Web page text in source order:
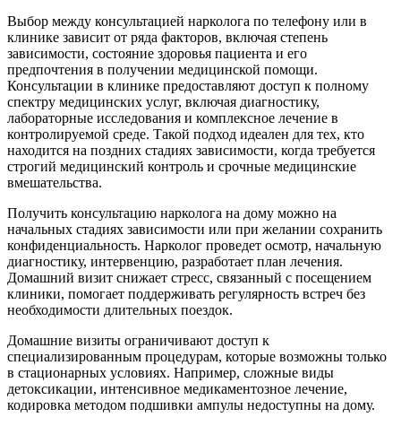
Выбор между консультацией нарколога по телефону или в
клинике зависит от ряда факторов, включая степень
зависимости, состояние здоровья пациента и его
предпочтения в получении медицинской помощи.
Консультации в клинике предоставляют доступ к полному
спектру медицинских услуг, включая диагностику,
лабораторные исследования и комплексное лечение в
контролируемой среде. Такой подход идеален для тех, кто
находится на поздних стадиях зависимости, когда требуется
строгий медицинский контроль и срочные медицинские
вмешательства.
Получить консультацию нарколога на дому можно на
начальных стадиях зависимости или при желании сохранить
конфиденциальность. Нарколог проведет осмотр, начальную
диагностику, интервенцию, разработает план лечения.
Домашний визит снижает стресс, связанный с посещением
клиники, помогает поддерживать регулярность встреч без
необходимости длительных поездок.
Домашние визиты ограничивают доступ к
специализированным процедурам, которые возможны только
в стационарных условиях. Например, сложные виды
детоксикации, интенсивное медикаментозное лечение,
кодировка методом подшивки ампулы недоступны на дому.